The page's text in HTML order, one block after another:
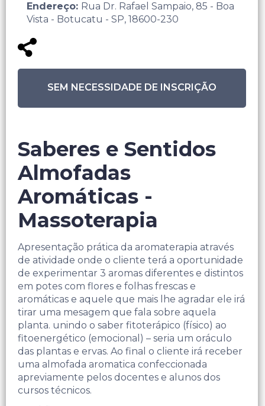
Endereço: Rua Dr. Rafael Sampaio, 85 - Boa
Vista - Botucatu - SP, 18600-230
SEM NECESSIDADE DE INSCRIÇÃO
Saberes e Sentidos
Almofadas
Aromáticas -
Massoterapia
Apresentação prática da aromaterapia através
de atividade onde o cliente terá a oportunidade
de experimentar 3 aromas diferentes e distintos
em potes com flores e folhas frescas e
aromáticas e aquele que mais lhe agradar ele irá
tirar uma mesagem que fala sobre aquela
planta. unindo o saber fitoterápico (físico) ao
fitoenergético (emocional) – seria um oráculo
das plantas e ervas. Ao final o cliente irá receber
uma almofada aromatica confeccionada
apreviamente pelos docentes e alunos dos
cursos técnicos.